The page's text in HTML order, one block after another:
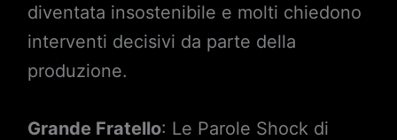
diventata insostenibile e molti chiedono
interventi decisivi da parte della
produzione.
Grande Fratello: Le Parole Shock di